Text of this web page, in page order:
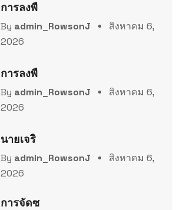
การลงพื
By admin_RowsonJ
สิงหาคม 6,
2026
การลงพื
By admin_RowsonJ
สิงหาคม 6,
2026
นายเจริ
By admin_RowsonJ
สิงหาคม 6,
2026
การจัดซ